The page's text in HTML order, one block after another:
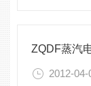
ZQDF蒸汽
2012-04-